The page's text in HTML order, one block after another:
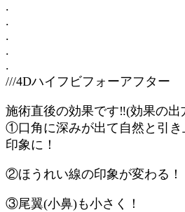
.
.
.
.
.
///4Dハイフビフォーアフター
施術直後の効果です‼︎(効果の
①口角に深みが出て自然と引き
印象に！
②ほうれい線の印象が変わる！
③尾翼(小鼻)も小さく！